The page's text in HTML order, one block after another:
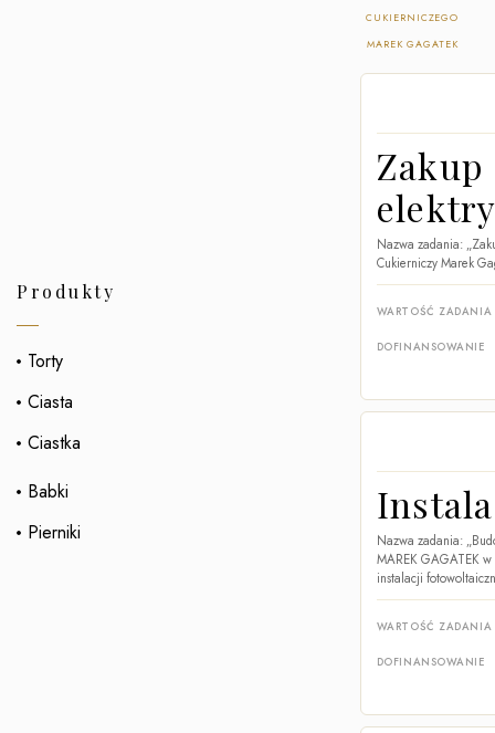
Produkty
Torty
Ciasta
Ciastka
Babki
Pierniki
CUKIERNICZEGO
MAREK GAGATEK
Zakup
Nazwa zadania:
Cukierniczy Marek
WARTOŚĆ ZADANIA
DOFINANSOWANIE
Nazwa zadania:
MAREK GAGATEK
instalacji
WARTOŚĆ ZADANIA
DOFINANSOWANIE